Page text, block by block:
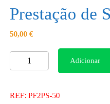
Prestação de
50,00 €
Quantidade
de
de
Adicionar
REF: PF2PS-50